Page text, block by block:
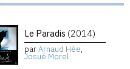
Le Paradis (2014)
parArnaud Hée,
Josué Morel